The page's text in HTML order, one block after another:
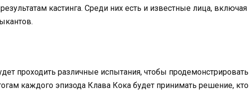
кастинга. Среди них есть и известные лица, включая
проходить различные испытания, чтобы продемонстрировать
каждого эпизода Клава Кока будет принимать решение, кто